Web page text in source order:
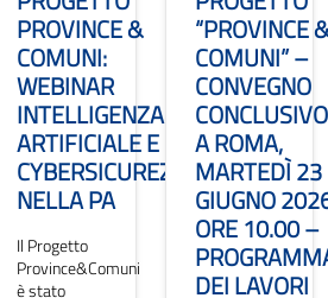
PROVINCE &
COMUNI:
WEBINAR
INTELLIGENZA
ARTIFICIALE E
CYBERSICUREZZA
NELLA PA
Il Progetto
Province&Comuni
è stato
“PROVINCE
COMUNI” –
CONVEGNO
CONCLUSIVO
A ROMA,
MARTEDÌ 23
GIUGNO
ORE 10.00 –
DEI LAVORI